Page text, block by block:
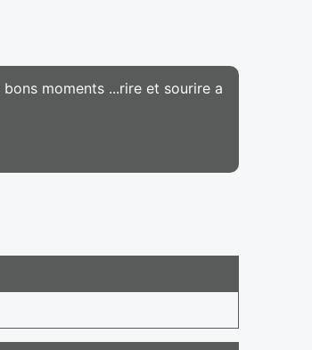
moments ...rire et sourire a